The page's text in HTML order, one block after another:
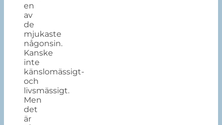
en
av
de
mjukaste
någonsin.
Kanske
inte
känslomässigt-
och
livsmässigt.
Men
det
är